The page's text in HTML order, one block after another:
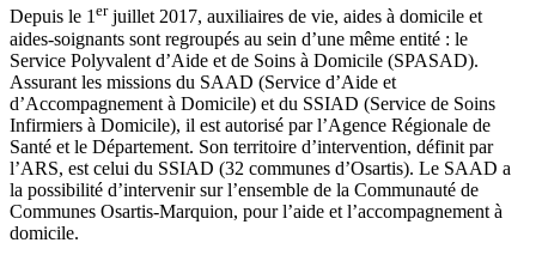
Depuis le 1erjuillet 2017, auxiliaires de vie, aides à domicile et
aides-soignants sont regroupés au sein d’une même entité : le
Service Polyvalent d’Aide et de Soins à Domicile (SPASAD).
Assurant les missions du SAAD (Service d’Aide et
d’Accompagnement à Domicile) et du SSIAD (Service de Soins
Infirmiers à Domicile), il est autorisé par l’Agence Régionale de
Santé et le Département. Son territoire d’intervention, définit par
l’ARS, est celui du SSIAD (32 communes d’Osartis). Le SAAD a
la possibilité d’intervenir sur l’ensemble de la Communauté de
Communes Osartis-Marquion, pour l’aide et l’accompagnement à
domicile.